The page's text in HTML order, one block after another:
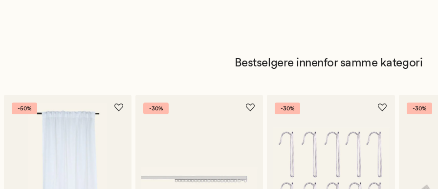
Bestselgere innenfor samme kategori
-50% -30% -30% -30%